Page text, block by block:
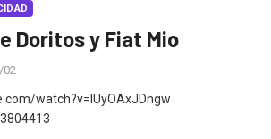
Doritos y Fiat Mio
02
watch?v=lUyOAxJDngw